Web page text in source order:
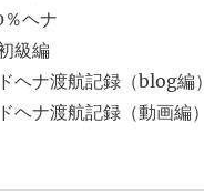
ヘナ
級編
ヘナ渡航記録（blog編）
ヘナ渡航記録（動画編）